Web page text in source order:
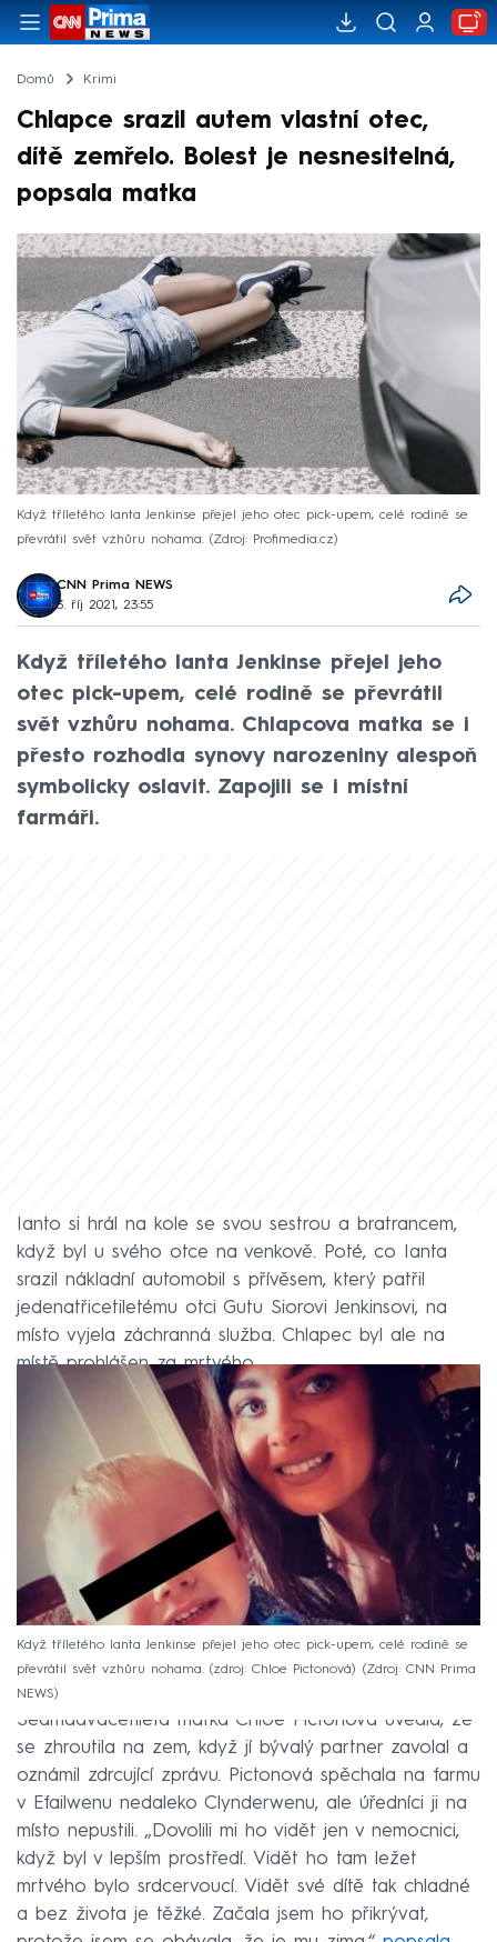
Domů Krimi
Chlapce srazil autem vlastní otec,
dítě zemřelo. Bolest je nesnesitelná,
popsala matka
Když tříletého Ianta Jenkinse přejel jeho otec pick-upem, celé rodině se
převrátil svět vzhůru nohama.
Zdroj: Profimedia.cz
CNN Prima NEWS
3. říj 2021, 23:55
Když tříletého Ianta Jenkinse přejel jeho
otec pick-upem, celé rodině se převrátil
svět vzhůru nohama. Chlapcova matka se i
přesto rozhodla synovy narozeniny alespoň
symbolicky oslavit. Zapojili se i místní
farmáři.
Ianto si hrál na kole se svou sestrou a bratrancem,
když byl u svého otce na venkově. Poté, co Ianta
srazil nákladní automobil s přívěsem, který patřil
jedenatřicetiletému otci Gutu Siorovi Jenkinsovi, na
místo vyjela záchranná služba. Chlapec byl ale na
místě prohlášen za mrtvého.
Když tříletého Ianta Jenkinse přejel jeho otec pick-upem, celé rodině se
převrátil svět vzhůru nohama. (zdroj: Chloe Pictonová)
Zdroj: CNN Prima
NEWS
Sedmadvacetiletá matka Chloe Pictonová uvedla, že
se zhroutila na zem, když jí bývalý partner zavolal a
oznámil zdrcující zprávu. Pictonová spěchala na farmu
v Efailwenu nedaleko Clynderwenu, ale úředníci ji na
místo nepustili. „Dovolili mi ho vidět jen v nemocnici,
když byl v lepším prostředí. Vidět ho tam ležet
mrtvého bylo srdcervoucí. Vidět své dítě tak chladné
a bez života je těžké. Začala jsem ho přikrývat,